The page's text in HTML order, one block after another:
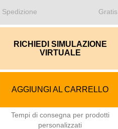
Spedizione Gratis
RICHIEDI SIMULAZIONE
VIRTUALE
AGGIUNGI AL CARRELLO
Tempi di consegna per prodotti
personalizzati